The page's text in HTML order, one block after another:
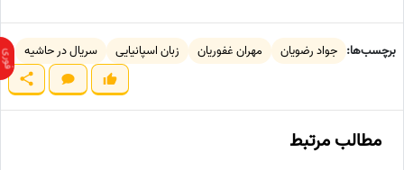
برچسب‌ها: جواد رضویان مهران غفوریان زبان اسپانیایی سریال در حاشیه
مطالب مرتبط